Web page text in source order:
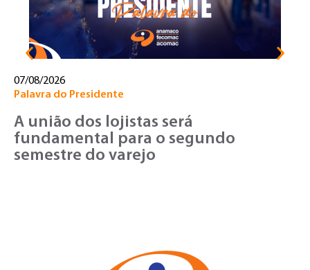
07/08/2026
Palavra do Presidente
A união dos lojistas será
fundamental para o segundo
semestre do varejo